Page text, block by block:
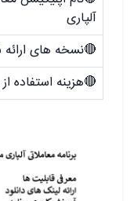
آلپاری
🔴نسخه های
🔴هزینه استفاده از